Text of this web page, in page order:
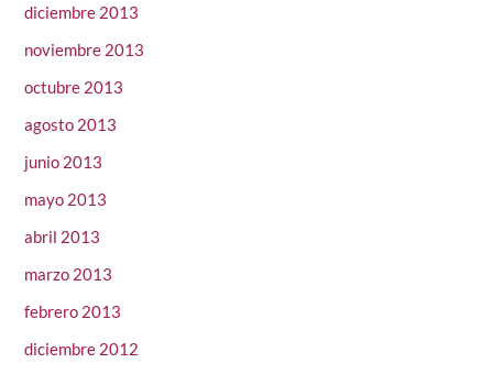
diciembre 2013
noviembre 2013
octubre 2013
agosto 2013
junio 2013
mayo 2013
abril 2013
marzo 2013
febrero 2013
diciembre 2012